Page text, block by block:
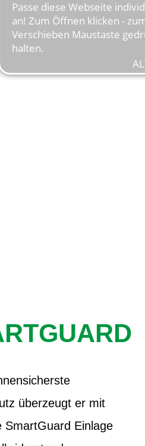
überzeugt er mit
SmartGuard Einlage